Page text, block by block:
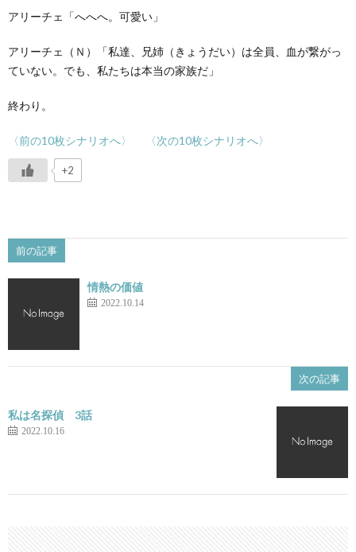
アリーチェ「へへへ。可愛い」
アリーチェ（Ｎ）「私達、兄姉（きょうだい）は全員、血が繋がっ
ていない。でも、私たちは本当の家族だ」
終わり。
〈前の10枚シナリオへ〉 〈次の10枚シナリオへ〉
+2
前の記事
情熱の価値
2022.10.14
次の記事
私は名探偵 3話
2022.10.16